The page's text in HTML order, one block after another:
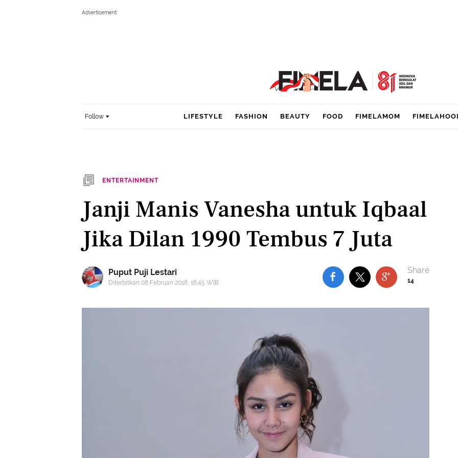
Follow LIFESTYLE FASHION BEAUTY FOOD FIMELAMOM
ENTERTAINMENT
Janji Manis Vanesha untuk Iqbaal
Jika Dilan 1990 Tembus 7 Juta
Puput Puji Lestari
Diterbitkan 08 Februari 2018, 16:45 WIB 14